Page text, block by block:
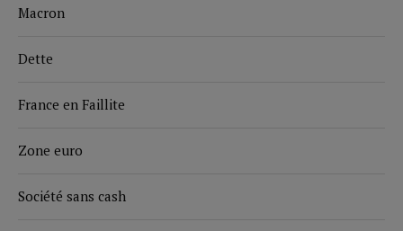
Macron
Dette
France en Faillite
Zone euro
Société sans cash